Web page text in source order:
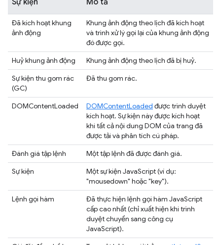
Sự kiện Mô tả
Đã kích hoạt khung
ảnh động
Khung ảnh động theo lịch đã kích hoạt
và trình xử lý gọi lại của khung ảnh động
đó được gọi.
Huỷ khung ảnh động
Khung ảnh động theo lịch đã bị huỷ.
Sự kiện thu gom rác
(GC)
Đã thu gom rác.
DOMContentLoaded DOMContentLoaded được trình duyệt
kích hoạt. Sự kiện này được kích hoạt
khi tất cả nội dung DOM của trang đã
được tải và phân tích cú pháp.
Đánh giá tập lệnh
Một tập lệnh đã được đánh giá.
Sự kiện
Một sự kiện JavaScript (ví dụ:
"mousedown" hoặc "key").
Lệnh gọi hàm
Đã thực hiện lệnh gọi hàm JavaScript
cấp cao nhất (chỉ xuất hiện khi trình
duyệt chuyển sang công cụ
JavaScript).